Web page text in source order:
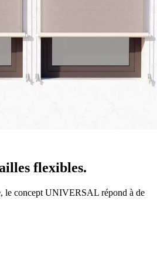
flexibles.
le concept UNIVERSAL répond à de